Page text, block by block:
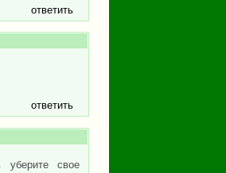
ответить
ответить
уберите свое